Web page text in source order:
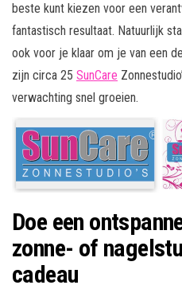
beste kunt kiezen voor een
fantastisch resultaat. Natuurlijk
ook voor je klaar om je van een
zijn circa 25 SunCare
verwachting snel groeien.
Doe een
zonne- of
cadeau